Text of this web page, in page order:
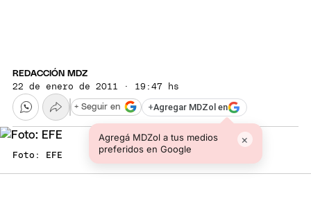
REDACCIÓN MDZ
22 de enero de 2011 · 19:47 hs
+Agregar MDZol en
Agregá MDZol a tus medios
preferidos en Google
×
+ Seguir en
Foto: EFE